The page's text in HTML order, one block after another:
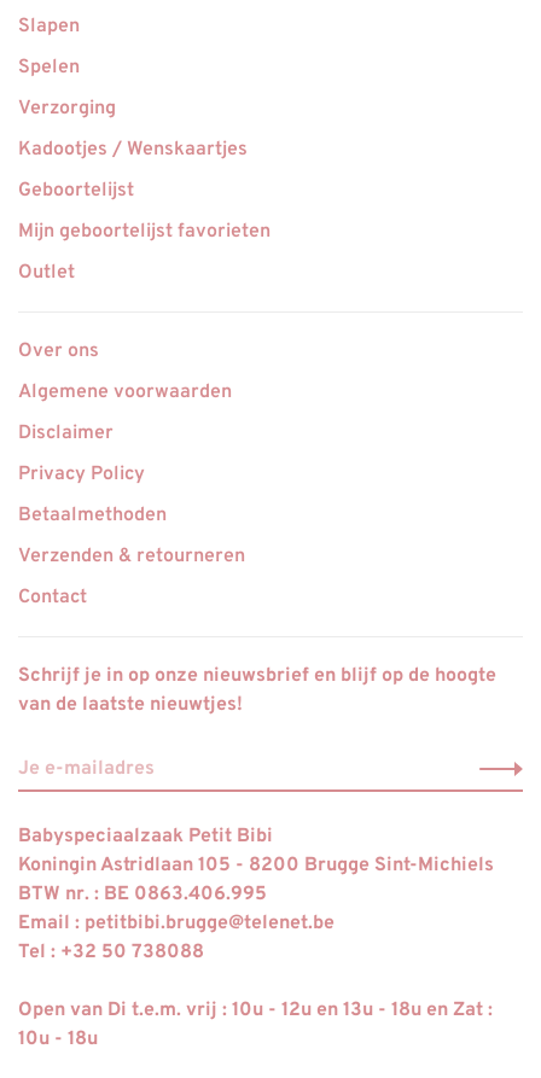
Slapen
Spelen
Verzorging
Kadootjes / Wenskaartjes
Geboortelijst
Mijn geboortelijst favorieten
Outlet
Over ons
Algemene voorwaarden
Disclaimer
Privacy Policy
Betaalmethoden
Verzenden & retourneren
Contact
Schrijf je in op onze nieuwsbrief en blijf op de hoogte
van de laatste nieuwtjes!
Babyspeciaalzaak Petit Bibi
Koningin Astridlaan 105 - 8200 Brugge Sint-Michiels
BTW nr. : BE 0863.406.995
Email : petitbibi.brugge@telenet.be
Tel : +32 50 738088
Open van Di t.e.m. vrij : 10u - 12u en 13u - 18u en Zat :
10u - 18u